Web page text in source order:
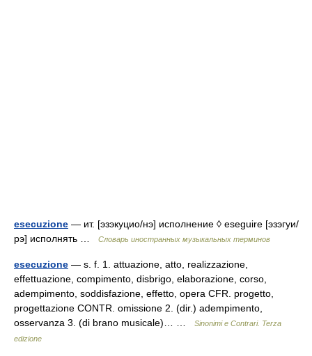
esecuzione — ит. [эзэкуцио/нэ] исполнение ◊ eseguire [эзэгуи/
рэ] исполнять …
Словарь иностранных музыкальных терминов
esecuzione — s. f. 1. attuazione, atto, realizzazione,
effettuazione, compimento, disbrigo, elaborazione, corso,
adempimento, soddisfazione, effetto, opera CFR. progetto,
progettazione CONTR. omissione 2. (dir.) adempimento,
osservanza 3. (di brano musicale)… …
Sinonimi e Contrari. Terza
edizione